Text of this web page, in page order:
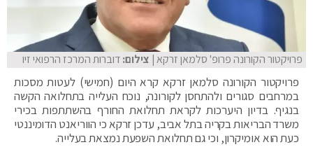
פרויקטור הקורונה פרופ' סלמאן זרקא| צילום:דוברות המרכז הרפואי זיו
פרויקטור הקורונה סלמאן זרקא קרא היום (חמישי) לעטות מסכות
במרחבים סגורים ולהתחסן לקורונה, נוכח העלייה בתחלואה הקשה
בנגיף. בדיון היערכות לקראת תחלואת החורף בהשתתפות בכירי
משרד הבריאות בקריה בתל אביב, עדכן זרקא כי הווריאנט הדומיננטי
כעת הוא אומיקרון, וכי גם תחלואת השפעת נמצאת בעלייה.